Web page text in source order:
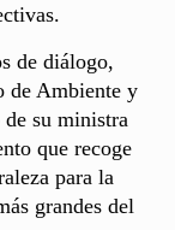
de diálogo,
de Ambiente y
su ministra
que recoge
para la
grandes del